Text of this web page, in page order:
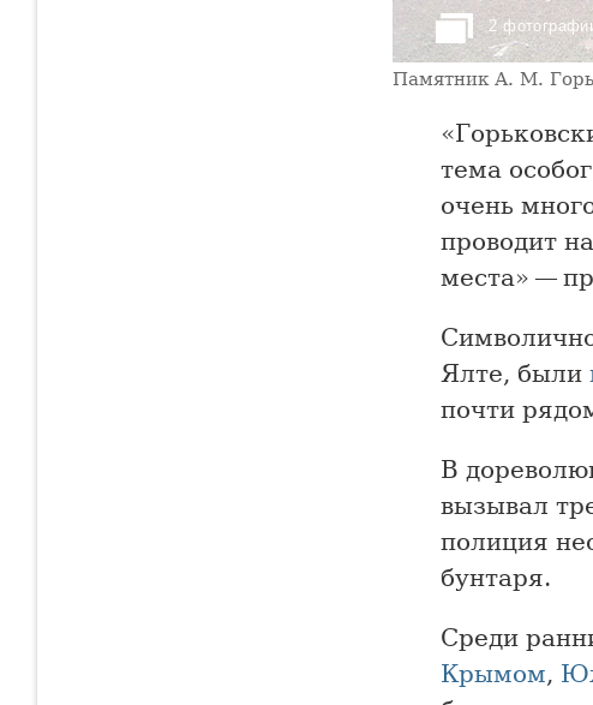
2
Памятник А. М.
тема
очень
проводит
места» —
Ялте, были
почти
В
вызывал
полиция
бунтаря.
Среди
Крымом,